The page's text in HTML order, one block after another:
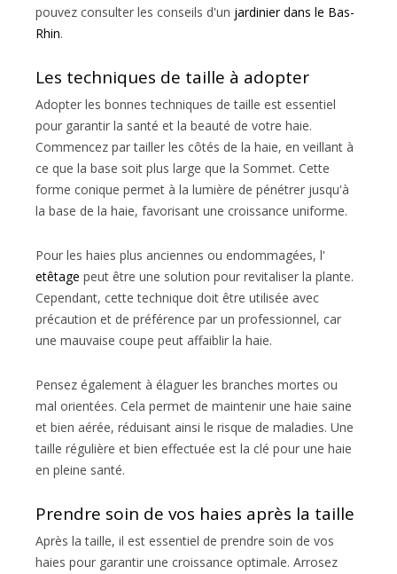
pouvez consulter les conseils d'un jardinier dans le Bas-
Rhin.
Les techniques de taille à adopter
Adopter les bonnes techniques de taille est essentiel
pour garantir la santé et la beauté de votre haie.
Commencez par tailler les côtés de la haie, en veillant à
ce que la base soit plus large que la Sommet. Cette
forme conique permet à la lumière de pénétrer jusqu'à
la base de la haie, favorisant une croissance uniforme.
Pour les haies plus anciennes ou endommagées, l'
etêtage peut être une solution pour revitaliser la plante.
Cependant, cette technique doit être utilisée avec
précaution et de préférence par un professionnel, car
une mauvaise coupe peut affaiblir la haie.
Pensez également à élaguer les branches mortes ou
mal orientées. Cela permet de maintenir une haie saine
et bien aérée, réduisant ainsi le risque de maladies. Une
taille régulière et bien effectuée est la clé pour une haie
en pleine santé.
Prendre soin de vos haies après la taille
Après la taille, il est essentiel de prendre soin de vos
haies pour garantir une croissance optimale. Arrosez